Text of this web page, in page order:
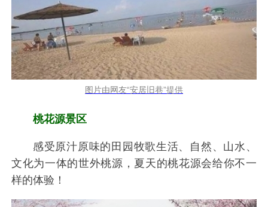
图片由网友“安居旧巷”提供
桃花源景区
感受原汁原味的田园牧歌生活、自然、山水、
文化为一体的世外桃源，夏天的桃花源会给你不一
样的体验！